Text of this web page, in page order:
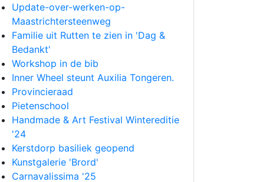
Update-over-werken-op-
Maastrichtersteenweg
Familie uit Rutten te zien in 'Dag &
Bedankt'
Workshop in de bib
Inner Wheel steunt Auxilia Tongeren.
Provincieraad
Pietenschool
Handmade & Art Festival Wintereditie
'24
Kerstdorp basiliek geopend
Kunstgalerie 'Brord'
Carnavalissima '25